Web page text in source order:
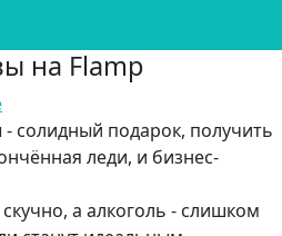
на Flamp
солидный подарок, получить
леди, и бизнес-
а алкоголь - слишком